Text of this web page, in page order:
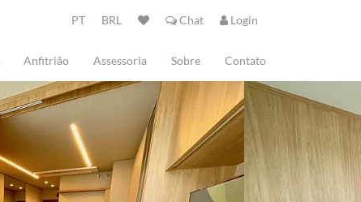
PT BRL Chat Login
Anfitrião Assessoria Sobre Contato